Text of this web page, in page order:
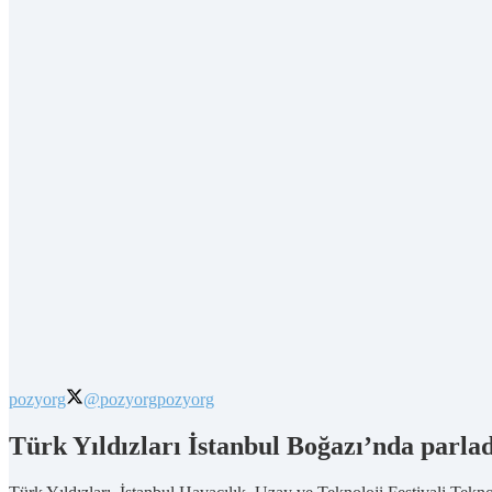
pozyorg @pozyorgpozyorg
Türk Yıldızları İstanbul Boğazı’nda